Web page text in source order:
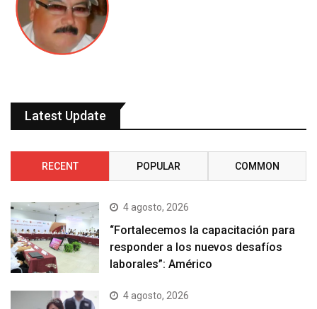
Latest Update
RECENT POPULAR COMMON
4 agosto, 2026
“Fortalecemos la capacitación para
responder a los nuevos desafíos
laborales”: Américo
4 agosto, 2026